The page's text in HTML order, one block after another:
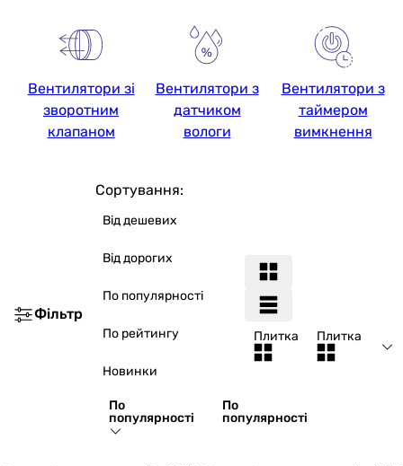
Вентилятори зі
зворотним
клапаном
Вентилятори з
датчиком
вологи
Вентилятори з
таймером
вимкнення
Фільтр
Сортування:
Від дешевих
Від дорогих
По популярності
По рейтингу
Новинки
По
популярності
По
популярності
Плитка Плитка